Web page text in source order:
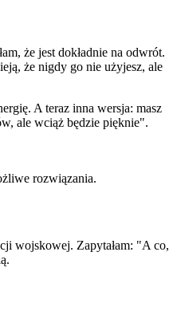
że jest dokładnie na odwrót.
że nigdy go nie użyjesz, ale
A teraz inna wersja: masz
ale wciąż będzie pięknie".
rozwiązania.
wojskowej. Zapytałam: "A co,